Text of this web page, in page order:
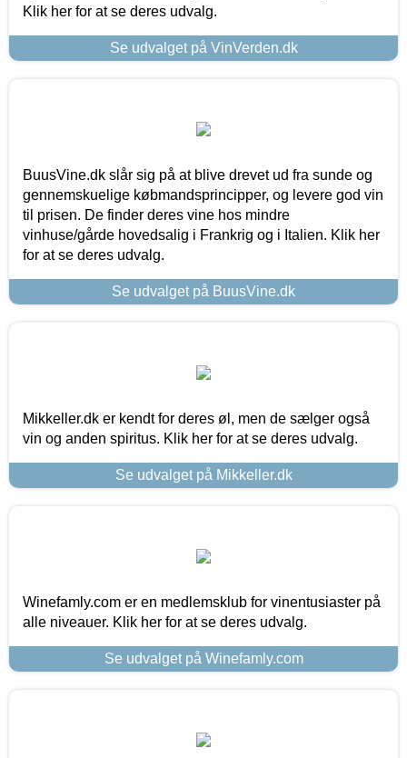
Klik her for at se deres udvalg.
Se udvalget på VinVerden.dk
BuusVine.dk slår sig på at blive drevet ud fra sunde og
gennemskuelige købmandsprincipper, og levere god vin
til prisen. De finder deres vine hos mindre
vinhuse/gårde hovedsalig i Frankrig og i Italien. Klik her
for at se deres udvalg.
Se udvalget på BuusVine.dk
Mikkeller.dk er kendt for deres øl, men de sælger også
vin og anden spiritus. Klik her for at se deres udvalg.
Se udvalget på Mikkeller.dk
Winefamly.com er en medlemsklub for vinentusiaster på
alle niveauer. Klik her for at se deres udvalg.
Se udvalget på Winefamly.com